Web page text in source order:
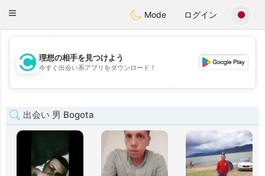
olombiaCitas
Toggle
Mode ログイン
💖
💕
💖
💕
理想の相手を見つけよう
今すぐ出会い系アプリをダウンロード！
出会い 男 Bogota